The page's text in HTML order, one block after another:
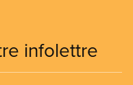
infolettre